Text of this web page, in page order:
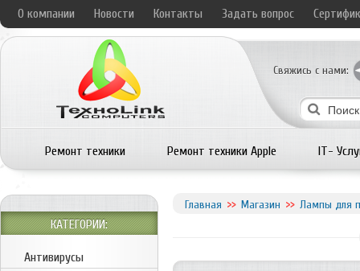
О компании Новости Контакты Задать вопрос
Свяжись с нами:
Ремонт техники Ремонт техники Apple IT-
Главная Магазин Лампы для
КАТЕГОРИИ:
Антивирусы